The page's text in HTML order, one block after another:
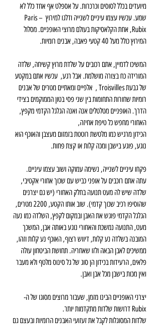
מיועדים בכלל לסוסים וכרכרות. על אספלט אף אחד כלל לא
שמע. עכשיו עצמו עיניים לשנייה ודלגו למירוץ Paris –
Rubix, אחת הקלאסיקות בעולם מרוצי האופניים. מסלול
המירוץ כולל מעל 40 קטעי פאבה, אבנים רומיות.
המשיכו לדמיין, אתם רכובים על שלדת מרוץ קשיחה, שלדה
המורידה כח בצורה מושלמת. אבל רגע,  עכשיו אתם במקטע
של גבעת Troisvilles ,  אלפיים ומאתיים מטרים של אבנים
רומיות שחורות התחומות בין שני פסי בטון הממוקמים בצידי
הדרך. האופניים מטלטלים אנה ואנה הגלגל הקדמי מקפץ,
האחורי מחפש כל טיפת אחיזה,
הכידון מרגיש כמו מלטשת רוטטת בזמזום מעצבן והאוכף הוא
נוגע, פוגע בישבן ומכה קלות או קצת פחות.
פקחו עיניים לשנייה, נשימה עמוקה ושוב עצמו עיניים.
עתה אתם רוכבים על אופני כביש עם שכוך אחורי אקטיבי,
שלדה שיש לה מעט תנועה בחלק האחורי (יש גם יצרנים
שהוסיפו רכיב שכוך קדמי). שוב אותו הקטע, 2200 מטרים,
הגלגל הקדמי פוגש את האבן ובמקום לקפץ, השלדה כמו נעה
מעט, התנועה נמשכת והאחורי נוגע באותה אבן, המשכך
המובנה בשלדה נע קלות, דיווש רצוף, האוכף נע קלות וזהו,
ממשיכים לאבן הבאה ולזו שאחריה. תחושת הביטחון עולה
פלאים, הרעידות בכידון הן סוג של גל סינוס מלטף ולא מעבר
ואין מכות בישבן מכל אבן ואבן.
יצרני האופניים הבינו מזמן, שעבור מרוצים מסוגו של ה-
Rubix דרושות שלדות מתקדמות יותר.
שלדות המסוגלות לקבל את זעזועי האבנים הרומיות ובעצם גם